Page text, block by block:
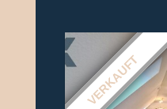
VERKAUFT